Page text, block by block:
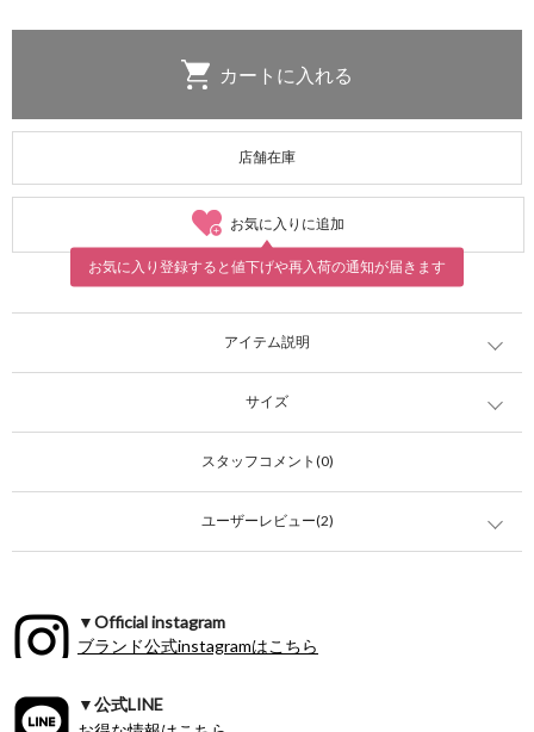
店舗在庫
お気に入りに追加
お気に入り登録すると値下げや再入荷の通知が届きます
アイテム説明
サイズ
スタッフコメント(0)
ユーザーレビュー(2)
▼Official instagram
ブランド公式instagramはこちら
▼公式LINE